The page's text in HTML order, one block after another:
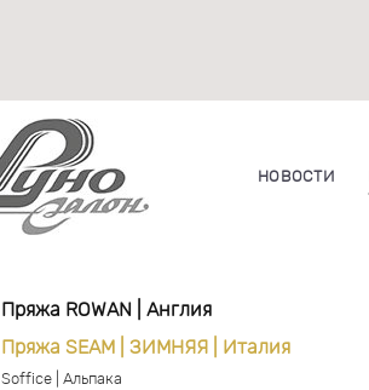
НОВОСТИ
Пряжа ROWAN | Англия
Пряжа SEAM | ЗИМНЯЯ | Италия
Soffice | Альпака